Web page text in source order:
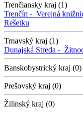
Trenčiansky kraj (1)
Trenčín - Verejná
Rešetku
Trnavský kraj (1)
Dunajská Streda -
Banskobystrický kraj (0)
Prešovský kraj (0)
Žilinský kraj (0)